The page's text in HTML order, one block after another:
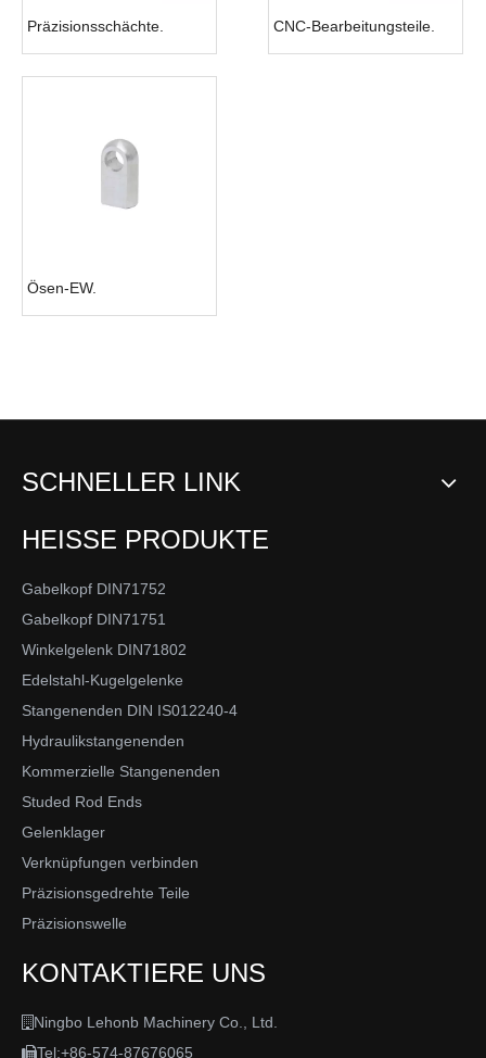
Präzisionsschächte. CNC-Bearbeitungsteile.
Ösen-EW.
SCHNELLER LINK
HEISSE PRODUKTE
Gabelkopf DIN71752
Gabelkopf DIN71751
Winkelgelenk DIN71802
Edelstahl-Kugelgelenke
Stangenenden DIN IS012240-4
Hydraulikstangenenden
Kommerzielle Stangenenden
Studed Rod Ends
Gelenklager
Verknüpfungen verbinden
Präzisionsgedrehte Teile
Präzisionswelle
KONTAKTIERE UNS
 Ningbo Lehonb Machinery Co., Ltd.
Tel:+86-574-87676065